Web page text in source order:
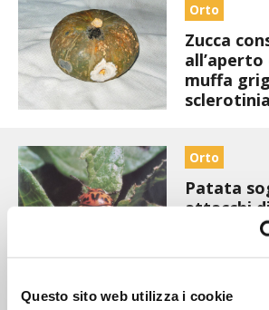
Questo sito web utilizza i cookie
STORIE DEI LETTORI
CONSERVARE LA FRUTTA
CONSERVE DELL’ORTO
FACEM
STIHL
NOCCIOLA DI CALABRIA
Orto
Zucca
muffa
sclerotinia
Orto
Patata
attacchi